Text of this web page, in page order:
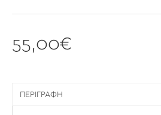
55,00€
ΠΕΡΙΓΡΑΦΉ